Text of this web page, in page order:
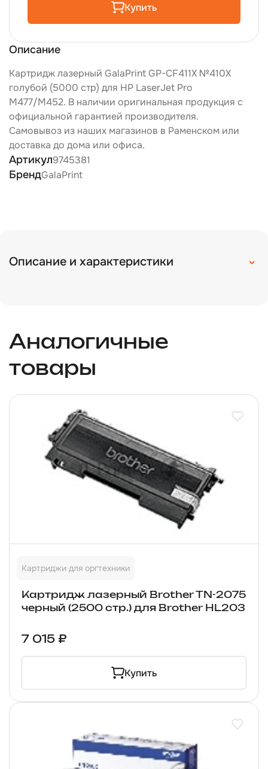
Описание
Картридж лазерный GalaPrint GP-CF411X №410X
голубой (5000 стр) для HP LaserJet Pro
M477/M452. В наличии оригинальная продукция с
официальной гарантией производителя.
Самовывоз из наших магазинов в Раменском или
доставка до дома или офиса.
Артикул9745381
БрендGalaPrint
Купить
Описание и характеристики
Аналогичные
товары
Картриджи для оргтехники
Картридж лазерный Brother TN-2075
черный (2500 стр.) для Brother HL203
7 015 ₽
Купить